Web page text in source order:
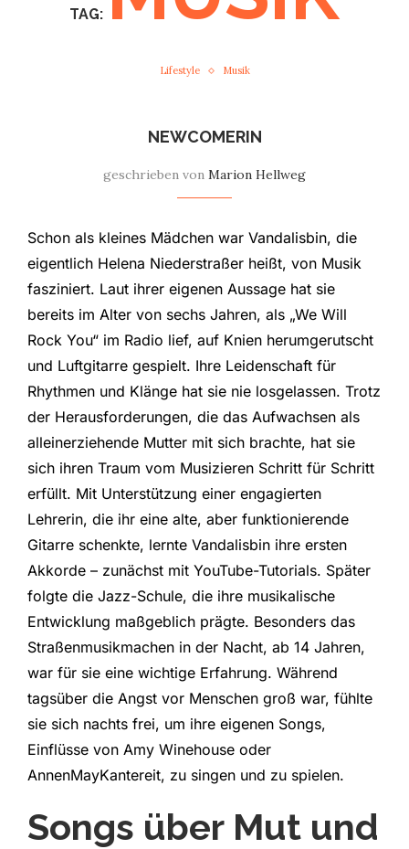
TAG:
Lifestyle Musik
NEWCOMERIN
geschrieben von Marion Hellweg
Schon als kleines Mädchen war Vandalisbin, die
eigentlich Helena Niederstraßer heißt, von Musik
fasziniert. Laut ihrer eigenen Aussage hat sie
bereits im Alter von sechs Jahren, als „We Will
Rock You“ im Radio lief, auf Knien herumgerutscht
und Luftgitarre gespielt. Ihre Leidenschaft für
Rhythmen und Klänge hat sie nie losgelassen. Trotz
der Herausforderungen, die das Aufwachsen als
alleinerziehende Mutter mit sich brachte, hat sie
sich ihren Traum vom Musizieren Schritt für Schritt
erfüllt. Mit Unterstützung einer engagierten
Lehrerin, die ihr eine alte, aber funktionierende
Gitarre schenkte, lernte Vandalisbin ihre ersten
Akkorde – zunächst mit YouTube-Tutorials. Später
folgte die Jazz-Schule, die ihre musikalische
Entwicklung maßgeblich prägte. Besonders das
Straßenmusikmachen in der Nacht, ab 14 Jahren,
war für sie eine wichtige Erfahrung. Während
tagsüber die Angst vor Menschen groß war, fühlte
sie sich nachts frei, um ihre eigenen Songs,
Einflüsse von Amy Winehouse oder
AnnenMayKantereit, zu singen und zu spielen.
Songs über Mut und